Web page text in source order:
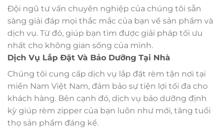
Đội ngũ tư vấn chuyên nghiệp của chúng tôi sẵn
sàng giải đáp mọi thắc mắc của bạn về sản phẩm và
dịch vụ. Từ đó, giúp bạn tìm được giải pháp tối ưu
nhất cho không gian sống của mình.
Dịch Vụ Lắp Đặt Và Bảo Dưỡng Tại Nhà
Chúng tôi cung cấp dịch vụ lắp đặt rèm tận nơi tại
miền Nam Việt Nam, đảm bảo sự tiện lợi tối đa cho
khách hàng. Bên cạnh đó, dịch vụ bảo dưỡng định
kỳ giúp rèm zipper của bạn luôn như mới, tăng tuổi
thọ sản phẩm đáng kể.